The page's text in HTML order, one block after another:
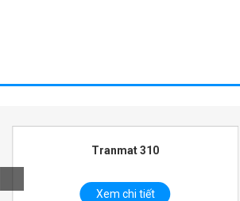
Tranmat 370
Xem chi tiết